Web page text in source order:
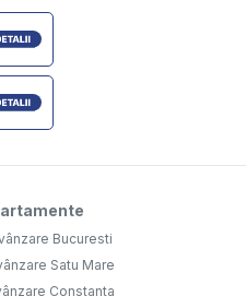
Bucuresti
Satu Mare
Constanta